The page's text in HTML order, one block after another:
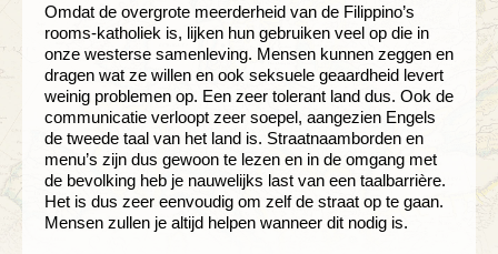
Omdat de overgrote meerderheid van de Filippino’s
rooms-katholiek is, lijken hun gebruiken veel op die in
onze westerse samenleving. Mensen kunnen zeggen en
dragen wat ze willen en ook seksuele geaardheid levert
weinig problemen op. Een zeer tolerant land dus. Ook de
communicatie verloopt zeer soepel, aangezien Engels
de tweede taal van het land is. Straatnaamborden en
menu’s zijn dus gewoon te lezen en in de omgang met
de bevolking heb je nauwelijks last van een taalbarrière.
Het is dus zeer eenvoudig om zelf de straat op te gaan.
Mensen zullen je altijd helpen wanneer dit nodig is.